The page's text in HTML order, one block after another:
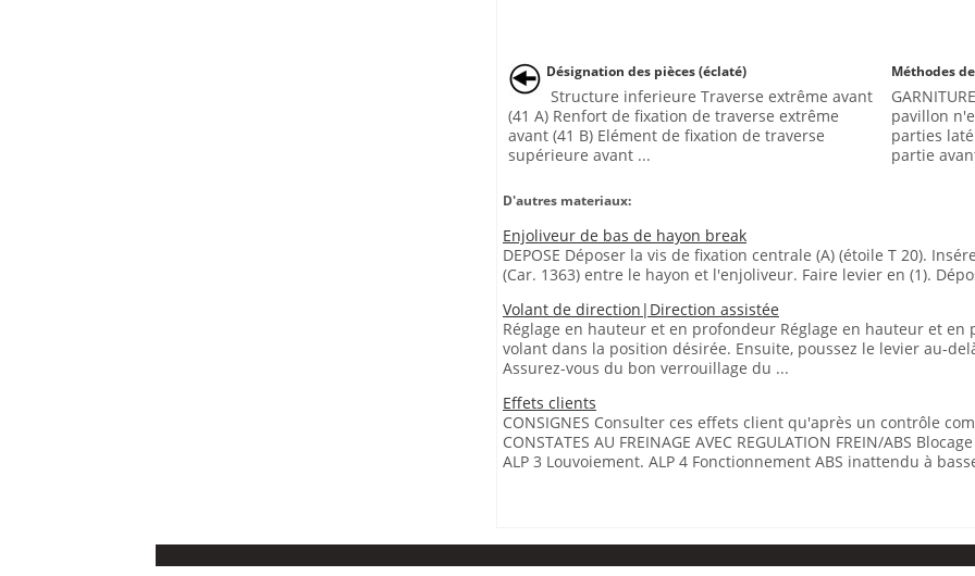
Désignation des pièces (éclaté)
Structure inferieure Traverse extrême avant
(41 A) Renfort de fixation de traverse extrême
avant (41 B) Elément de fixation de traverse
supérieure avant ...
Méthodes
pavillon
parties
partie
D'autres materiaux:
Enjoliveur de bas de hayon break
DEPOSE Déposer la vis de fixation centrale (A) (étoile T 20).
(Car. 1363) entre le hayon et l'enjoliveur. Faire levier en (1).
Volant de direction|Direction assistée
Réglage en hauteur et en profondeur Réglage en hauteur et
volant dans la position désirée. Ensuite, poussez le levier au-
Assurez-vous du bon verrouillage du ...
Effets clients
CONSIGNES Consulter ces effets client qu'après un contrôle
CONSTATES AU FREINAGE AVEC REGULATION FREIN/ABS
ALP 3 Louvoiement. ALP 4 Fonctionnement ABS inattendu à